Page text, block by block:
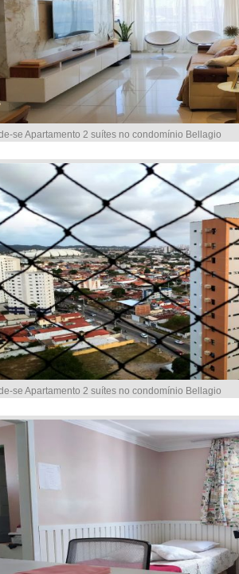
se Apartamento 2 suítes no condomínio Bellagio
se Apartamento 2 suítes no condomínio Bellagio